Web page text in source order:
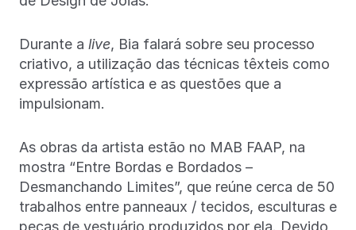
Durante a live, Bia falará sobre seu processo
criativo, a utilização das técnicas têxteis como
expressão artística e as questões que a
impulsionam.
As obras da artista estão no MAB FAAP, na
mostra “Entre Bordas e Bordados –
Desmanchando Limites”, que reúne cerca de 50
trabalhos entre panneaux / tecidos, esculturas e
peças de vestuário produzidos por ela. Devido